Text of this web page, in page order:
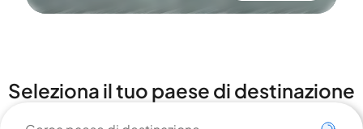
Seleziona il tuo paese di destinazione